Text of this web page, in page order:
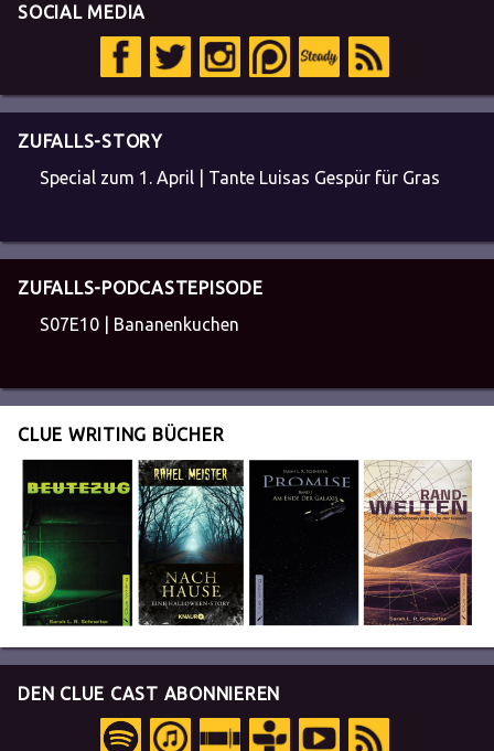
SOCIAL MEDIA
ZUFALLS-STORY
Special zum 1. April | Tante Luisas Gespür für Gras
ZUFALLS-PODCASTEPISODE
S07E10 | Bananenkuchen
CLUE WRITING BÜCHER
DEN CLUE CAST ABONNIEREN